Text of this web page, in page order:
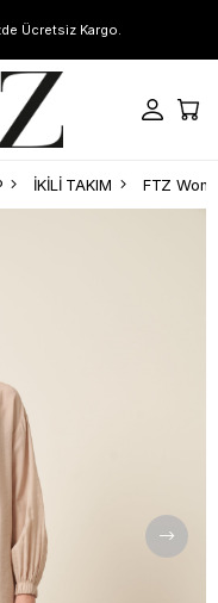
Ücretsiz Kargo.
İKİLİ TAKIM